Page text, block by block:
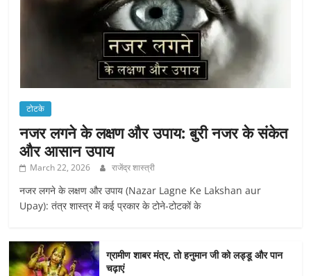
टोटके
नजर लगने के लक्षण और उपाय: बुरी नजर के संकेत
और आसान उपाय
March 22, 2026 राजेंद्र शास्त्री
नजर लगने के लक्षण और उपाय (Nazar Lagne Ke Lakshan aur
Upay): तंत्र शास्त्र में कई प्रकार के टोने-टोटकों के
ग्रामीण शाबर मंत्र, तो हनुमान जी को लड्डू और पान
चढ़ाएं